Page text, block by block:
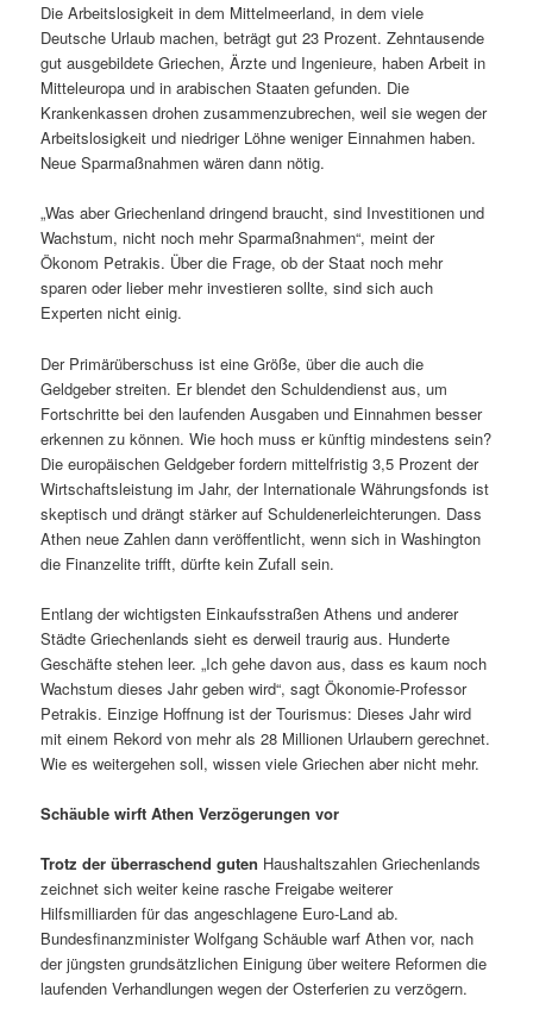
Die Arbeitslosigkeit in dem Mittelmeerland, in dem viele
Deutsche Urlaub machen, beträgt gut 23 Prozent. Zehntausende
gut ausgebildete Griechen, Ärzte und Ingenieure, haben Arbeit in
Mitteleuropa und in arabischen Staaten gefunden. Die
Krankenkassen drohen zusammenzubrechen, weil sie wegen der
Arbeitslosigkeit und niedriger Löhne weniger Einnahmen haben.
Neue Sparmaßnahmen wären dann nötig.
„Was aber Griechenland dringend braucht, sind Investitionen und
Wachstum, nicht noch mehr Sparmaßnahmen“, meint der
Ökonom Petrakis. Über die Frage, ob der Staat noch mehr
sparen oder lieber mehr investieren sollte, sind sich auch
Experten nicht einig.
Der Primärüberschuss ist eine Größe, über die auch die
Geldgeber streiten. Er blendet den Schuldendienst aus, um
Fortschritte bei den laufenden Ausgaben und Einnahmen besser
erkennen zu können. Wie hoch muss er künftig mindestens sein?
Die europäischen Geldgeber fordern mittelfristig 3,5 Prozent der
Wirtschaftsleistung im Jahr, der Internationale Währungsfonds ist
skeptisch und drängt stärker auf Schuldenerleichterungen. Dass
Athen neue Zahlen dann veröffentlicht, wenn sich in Washington
die Finanzelite trifft, dürfte kein Zufall sein.
Entlang der wichtigsten Einkaufsstraßen Athens und anderer
Städte Griechenlands sieht es derweil traurig aus. Hunderte
Geschäfte stehen leer. „Ich gehe davon aus, dass es kaum noch
Wachstum dieses Jahr geben wird“, sagt Ökonomie-Professor
Petrakis. Einzige Hoffnung ist der Tourismus: Dieses Jahr wird
mit einem Rekord von mehr als 28 Millionen Urlaubern gerechnet.
Wie es weitergehen soll, wissen viele Griechen aber nicht mehr.
Schäuble wirft Athen Verzögerungen vor
Trotz der überraschend guten Haushaltszahlen Griechenlands
zeichnet sich weiter keine rasche Freigabe weiterer
Hilfsmilliarden für das angeschlagene Euro-Land ab.
Bundesfinanzminister Wolfgang Schäuble warf Athen vor, nach
der jüngsten grundsätzlichen Einigung über weitere Reformen die
laufenden Verhandlungen wegen der Osterferien zu verzögern.